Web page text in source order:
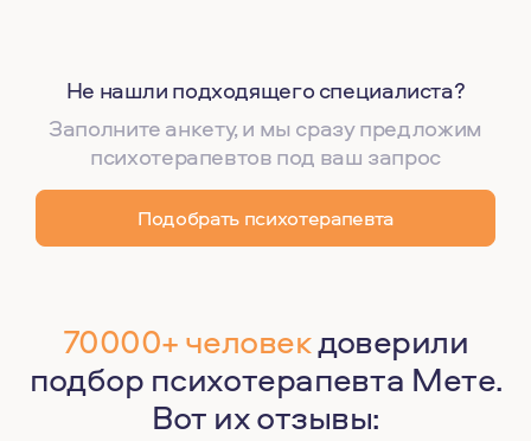
Не нашли подходящего специалиста?
Заполните анкету, и мы сразу предложим
психотерапевтов под ваш запрос
Подобрать психотерапевта
70000+ человекдоверили
подбор психотерапевта Мете.
Вот их отзывы: